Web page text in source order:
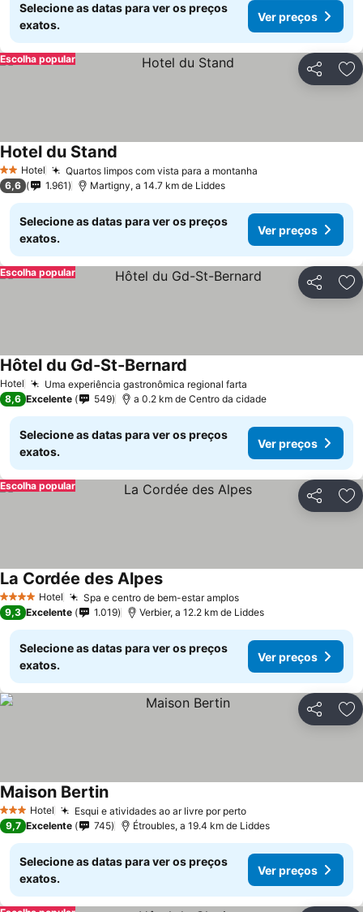
Selecione as datas para ver os preços
exatos.
Ver preços
Partilhar
Escolha popular
2 Estrelas
Hotel Quartos limpos com vista para a montanha
Hotel du Stand
6,6 1.961 Martigny, a 14.7 km de Liddes
Selecione as datas para ver os preços
exatos.
Ver preços
Partilhar
Escolha popular
Hotel Uma experiência gastronômica regional farta
Hôtel du Gd-St-Bernard
8,6 Excelente 549 a 0.2 km de Centro da cidade
Selecione as datas para ver os preços
exatos.
Ver preços
Partilhar
Escolha popular
4 EstrelasHotel Spa e centro de bem-estar amplos
La Cordée des Alpes
9,3 Excelente 1.019 Verbier, a 12.2 km de Liddes
Selecione as datas para ver os preços
exatos.
Ver preços
Partilhar
3 EstrelasHotel Esqui e atividades ao ar livre por perto
Maison Bertin
9,7 Excelente 745 Étroubles, a 19.4 km de Liddes
Selecione as datas para ver os preços
exatos.
Ver preços